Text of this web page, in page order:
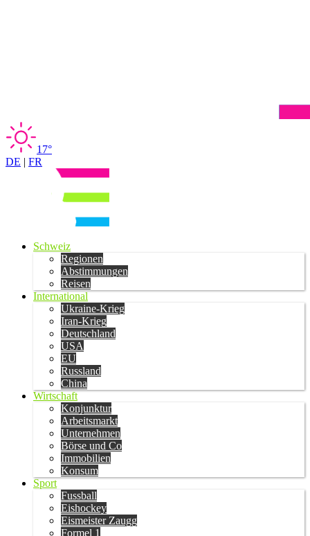
17°
DE | FR
Schweiz
Regionen
Abstimmungen
Reisen
International
Ukraine-Krieg
Iran-Krieg
Deutschland
USA
EU
Russland
China
Wirtschaft
Konjunktur
Arbeitsmarkt
Unternehmen
Börse und Co
Immobilien
Konsum
Sport
Fussball
Eishockey
Eismeister Zaugg
Formel 1